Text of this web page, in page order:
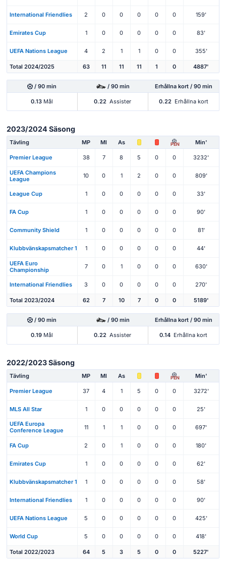
International Friendlies 2 0 0 0 0 0 159'
Emirates Cup 1 0 0 0 0 0 83'
UEFA Nations League 4 2 1 1 0 0 355'
Total 2024/2025 63 11 11 11 1 0 4887'
/ 90 min / 90 min Erhållna kort / 90 min
0.13 Mål 0.22 Assister 0.22 Erhållna kort
2023/2024 Säsong
Tävling MP Ml As PEN Min'
Premier League 38 7 8 5 0 0 3232'
UEFA Champions
League
10 0 1 2 0 0 809'
League Cup 1 0 0 0 0 0 33'
FA Cup 1 0 0 0 0 0 90'
Community Shield 1 0 0 0 0 0 81'
Klubbvänskapsmatcher 1 1 0 0 0 0 0 44'
UEFA Euro
Championship
7 0 1 0 0 0 630'
International Friendlies 3 0 0 0 0 0 270'
Total 2023/2024 62 7 10 7 0 0 5189'
/ 90 min / 90 min Erhållna kort / 90 min
0.19 Mål 0.22 Assister 0.14 Erhållna kort
2022/2023 Säsong
Tävling MP Ml As PEN Min'
Premier League 37 4 1 5 0 0 3272'
MLS All Star 1 0 0 0 0 0 25'
UEFA Europa
Conference League
11 1 1 0 0 0 697'
FA Cup 2 0 1 0 0 0 180'
Emirates Cup 1 0 0 0 0 0 62'
Klubbvänskapsmatcher 1 1 0 0 0 0 0 58'
International Friendlies 1 0 0 0 0 0 90'
UEFA Nations League 5 0 0 0 0 0 425'
World Cup 5 0 0 0 0 0 418'
Total 2022/2023 64 5 3 5 0 0 5227'